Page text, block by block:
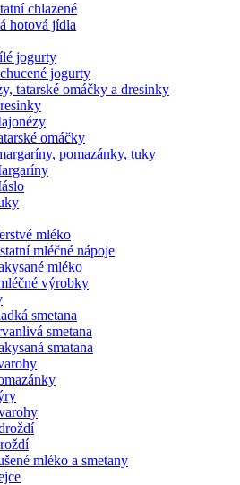
chlazené
hotová jídla
jogurty
jogurty
tatarské omáčky a dresinky
omáčky
pomazánky, tuky
mléko
mléčné nápoje
mléko
výrobky
smetana
smetana
smatana
mléko a smetany